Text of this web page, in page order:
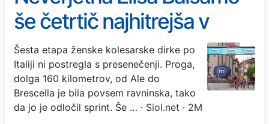
še četrtič najhitrejša v
sprintu na Giru #video
Šesta etapa ženske kolesarske dirke po
Italiji ni postregla s presenečenji. Proga,
dolga 160 kilometrov, od Ale do
Brescella je bila povsem ravninska, tako
da jo je odločil sprint. Še … · Siol.net · 2M